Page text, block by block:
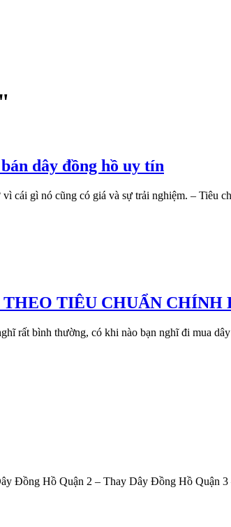
dây đồng hồ uy tín
cái gì nó cũng có giá và sự trải nghiệm. – Tiêu
TIÊU CHUẨN CHÍNH
rất bình thường, có khi nào bạn nghĩ đi mua
Đồng Hồ Quận 2 – Thay Dây Đồng Hồ